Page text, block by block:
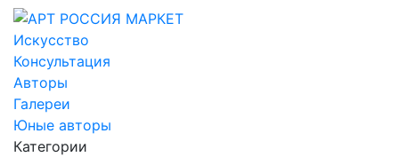
Искусство
Консультация
Авторы
Галереи
Юные авторы
Категории